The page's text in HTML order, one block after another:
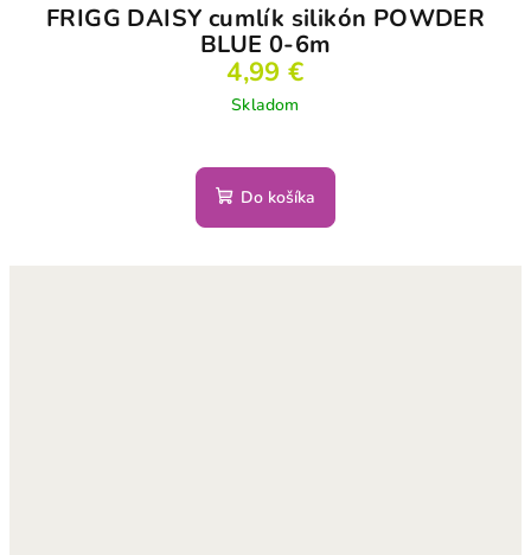
FRIGG DAISY cumlík silikón POWDER
BLUE 0-6m
4,99 €
Skladom
Do košíka